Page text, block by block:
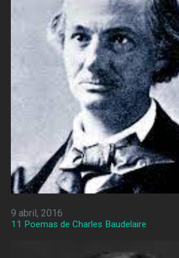
9 abril, 2016
11 Poemas de Charles Baudelaire